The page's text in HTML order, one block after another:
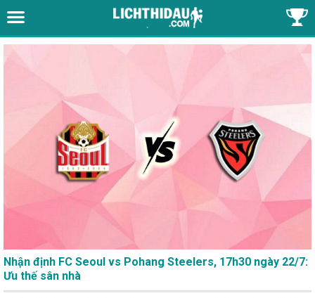
Nhận định FC Seoul vs Pohang Steelers, 17h30 ngày 22/7:
Ưu thế sân nhà